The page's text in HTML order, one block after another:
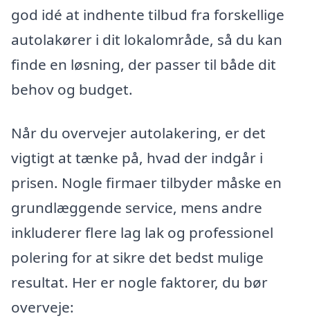
god idé at indhente tilbud fra forskellige
autolakører i dit lokalområde, så du kan
finde en løsning, der passer til både dit
behov og budget.
Når du overvejer autolakering, er det
vigtigt at tænke på, hvad der indgår i
prisen. Nogle firmaer tilbyder måske en
grundlæggende service, mens andre
inkluderer flere lag lak og professionel
polering for at sikre det bedst mulige
resultat. Her er nogle faktorer, du bør
overveje: